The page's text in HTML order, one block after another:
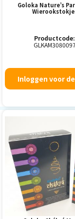
Goloka Nature’s
Productcode:
GLKAM3080097
Inloggen voor